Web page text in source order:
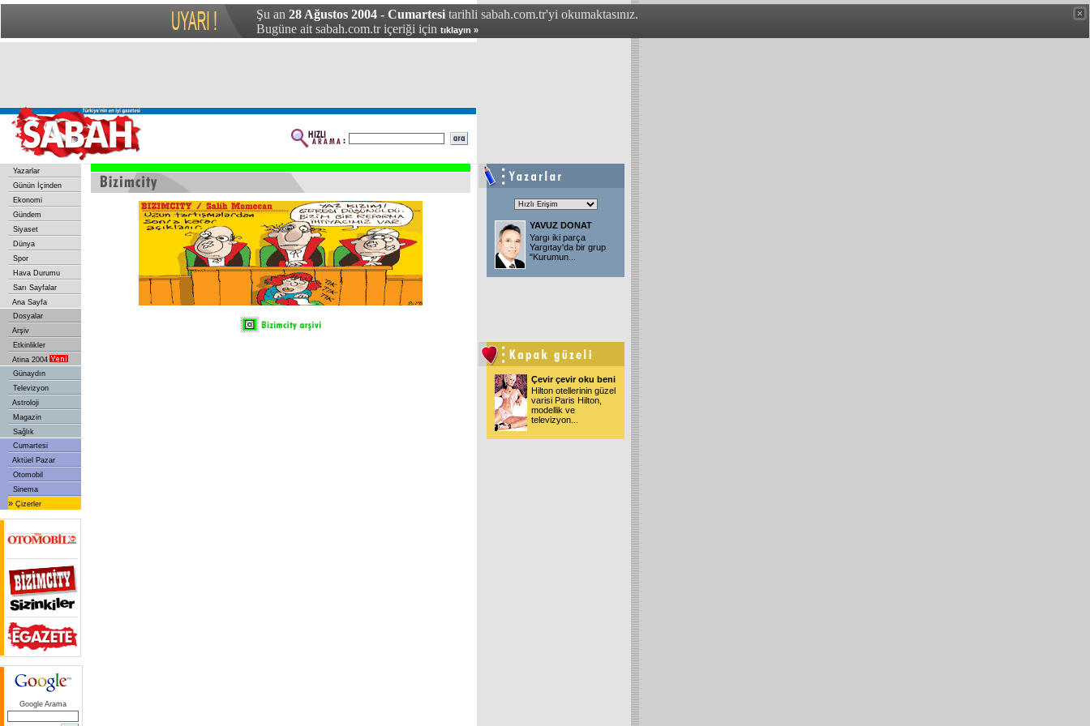
Şu an 28 Ağustos 2004 - Cumartesi tarihli sabah.com.tr'yi okumaktasınız.
Bugüne ait sabah.com.tr içeriği için tıklayın »
Yazarlar
Günün İçinden
Ekonomi
Gündem
Siyaset
Dünya
Spor
Hava Durumu
Sarı Sayfalar
Ana Sayfa
Dosyalar
Arşiv
Etkinlikler
Atina 2004
Günaydın
Televizyon
Astroloji
Magazin
Sağlık
Cumartesi
Aktüel Pazar
Otomobil
Sinema
» Çizerler
Google Arama
YAVUZ DONAT
Yargı iki parça
Yargıtay'da bir grup
"Kurumun
Çevir çevir oku beni
Hilton otellerinin güzel
varisi Paris Hilton,
modellik ve
televizyon